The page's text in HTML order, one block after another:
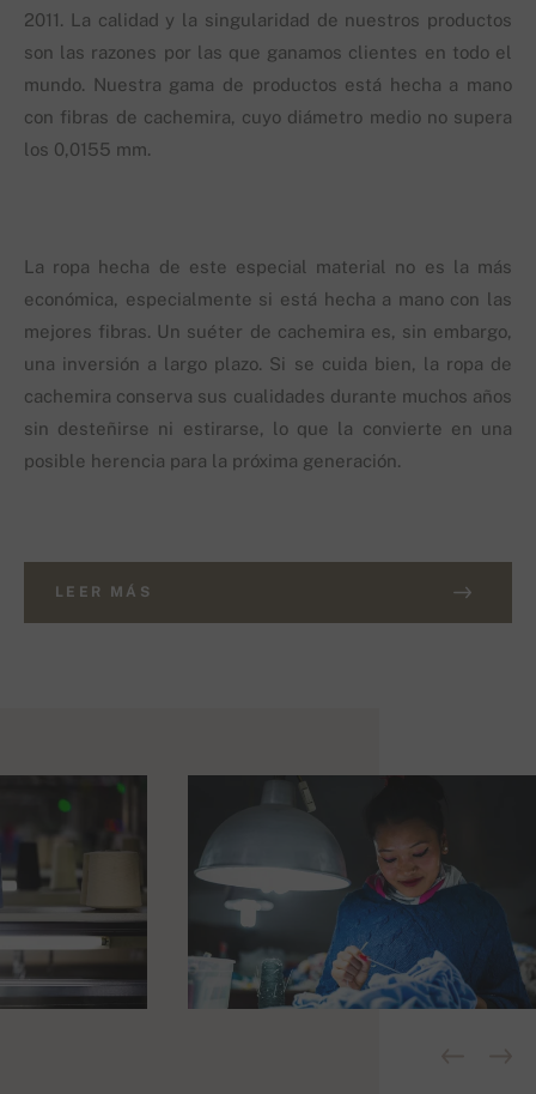
2011. La calidad y la singularidad de nuestros productos
son las razones por las que ganamos clientes en todo el
mundo. Nuestra gama de productos está hecha a mano
con fibras de cachemira, cuyo diámetro medio no supera
los 0,0155 mm.
La ropa hecha de este especial material no es la más
económica, especialmente si está hecha a mano con las
mejores fibras. Un suéter de cachemira es, sin embargo,
una inversión a largo plazo. Si se cuida bien, la ropa de
cachemira conserva sus cualidades durante muchos años
sin desteñirse ni estirarse, lo que la convierte en una
posible herencia para la próxima generación.
LEER MÁS